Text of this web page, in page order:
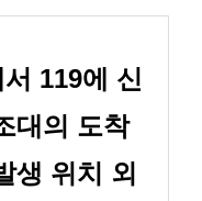
119에 신
대의 도착
생 위치 외